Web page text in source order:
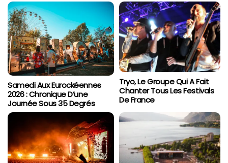
Samedi Aux Eurockéennes
2026 : Chronique D’une
Journée Sous 35 Degrés
Tryo, Le Groupe Qui A Fait
Chanter Tous Les Festivals
De France